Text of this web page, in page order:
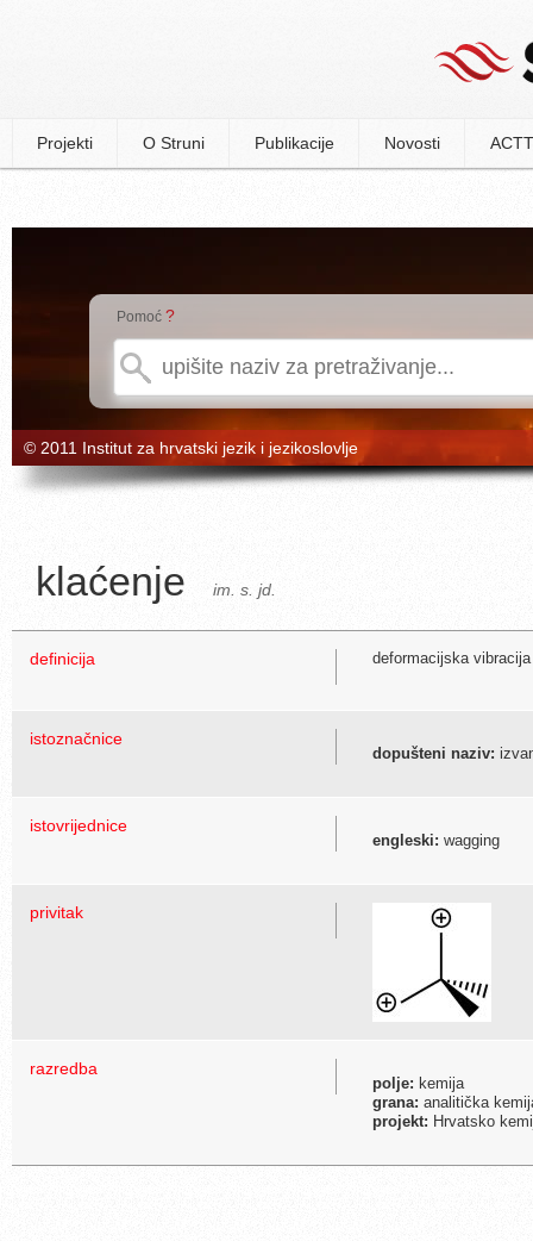
Projekti O Struni Publikacije Novosti
Pomoć ?
© 2011 Institut za hrvatski jezik i jezikoslovlje
klaćenje im. s. jd.
definicija deformacijska
istoznačnice
dopušteni naziv:
istovrijednice
engleski: wagging
privitak
razredba
polje: kemija
grana: analitička
projekt: Hrvatsko